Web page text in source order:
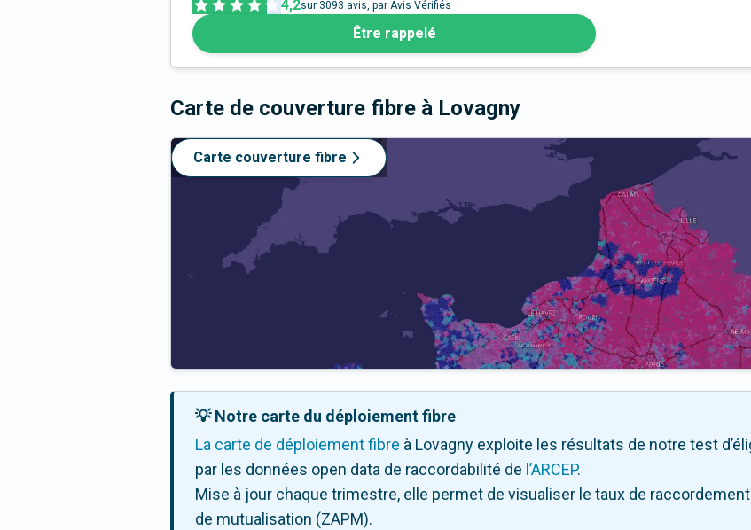
4,2sur 3093 avis, par Avis Vérifiés
Être rappelé
Carte de couverture fibre à Lovagny
Carte couverture fibre
💡 Notre carte du déploiement fibre
La carte de déploiement fibre à Lovagny exploite les résultats de notre test
par les données open data de raccordabilité de l’ARCEP.
Mise à jour chaque trimestre, elle permet de visualiser le taux de
de mutualisation (ZAPM).